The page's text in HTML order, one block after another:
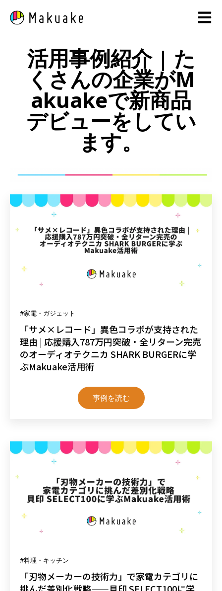
Open
活用事例紹介 | た
くさんの企業がM
akuakeで新商品
デビューをしてい
ます。
#家電・ガジェット
「サメ×レコード」異色コラボが支持された
理由 | 応援購入787万円突破・全リターン完売
のオーディオテクニカ SHARK BURGERに学
ぶMakuake活用術
事例を読む
#料理・キッチン
「刃物メーカーの技術力」で家電カテゴリに